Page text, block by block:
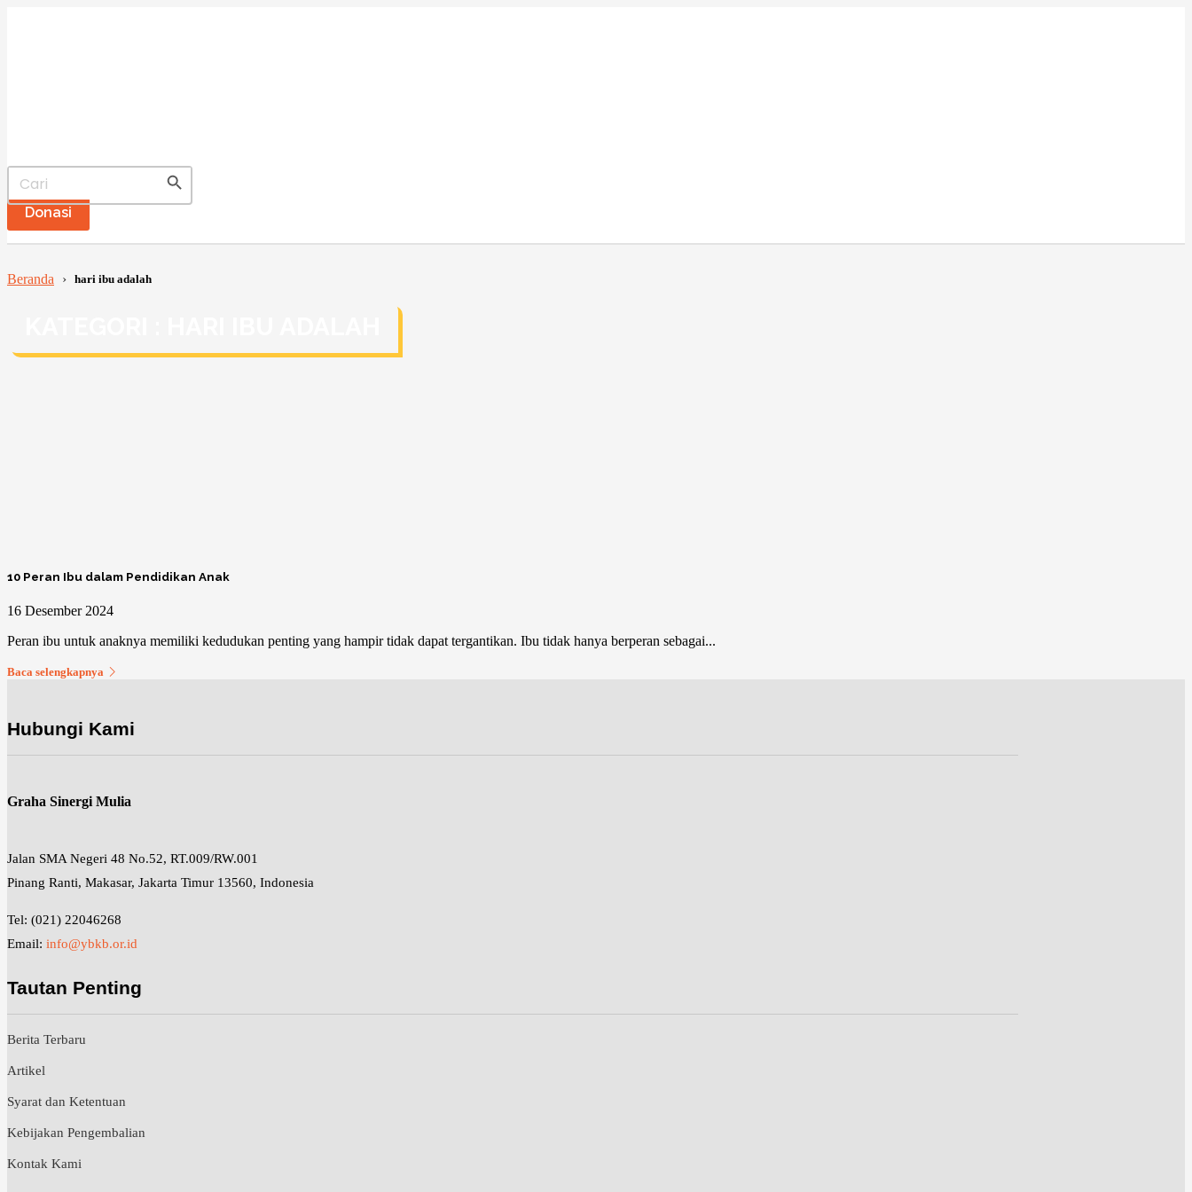
for:
Search Button
Donasi
Beranda › hari ibu adalah
10 Peran Ibu dalam Pendidikan Anak
16 Desember 2024
Peran ibu untuk anaknya memiliki kedudukan penting yang hampir tidak dapat tergantikan. Ibu tidak hanya berperan sebagai...
Baca selengkapnya
Hubungi Kami
Graha Sinergi Mulia
Jalan SMA Negeri 48 No.52, RT.009/RW.001
Pinang Ranti, Makasar, Jakarta Timur 13560, Indonesia
Tel: (021) 22046268
Email: info@ybkb.or.id
Tautan Penting
Berita Terbaru
Artikel
Syarat dan Ketentuan
Kebijakan Pengembalian
Kontak Kami